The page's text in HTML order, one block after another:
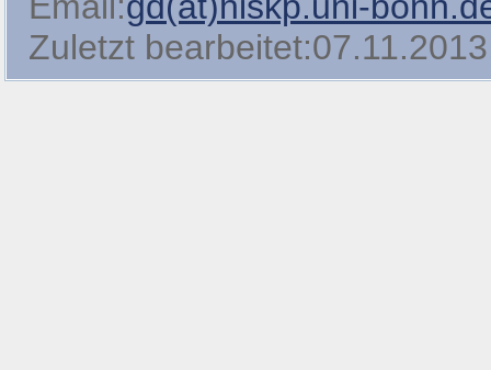
Zuletzt